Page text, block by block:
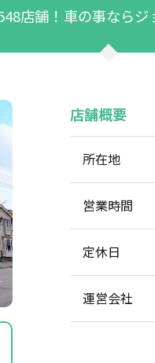
店舗！ 車の事ならジ
店舗概要
所在地
営業時間
定休日
運営会社